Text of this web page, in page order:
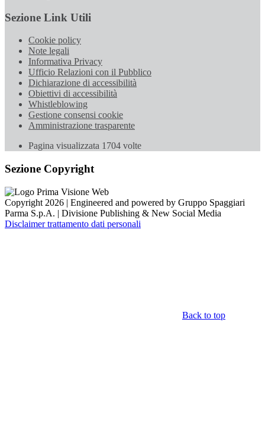
Sezione Link Utili
Cookie policy
Note legali
Informativa Privacy
Ufficio Relazioni con il Pubblico
Dichiarazione di accessibilità
Obiettivi di accessibilità
Whistleblowing
Gestione consensi cookie
Amministrazione trasparente
Pagina visualizzata 1704 volte
Sezione Copyright
Copyright 2026 | Engineered and powered by Gruppo Spaggiari
Parma S.p.A. | Divisione Publishing & New Social Media
Disclaimer trattamento dati personali
Back to top